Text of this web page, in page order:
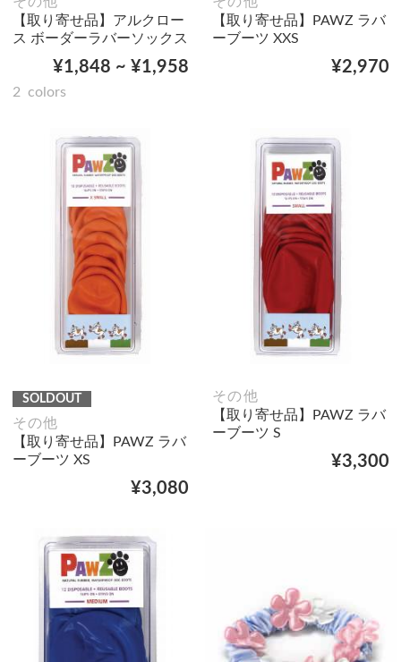
【取り寄せ品】アルクロー
ス ボーダーラバーソックス
¥1,848 ~ ¥1,958
2 colors
【取り寄せ品】PAWZ ラバ
ーブーツ XXS
¥2,970
SOLDOUT
その他
【取り寄せ品】PAWZ ラバ
ーブーツ XS
¥3,080
その他
【取り寄せ品】PAWZ ラバ
ーブーツ S
¥3,300